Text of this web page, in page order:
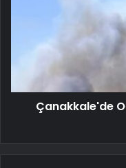
Çanakkale'de